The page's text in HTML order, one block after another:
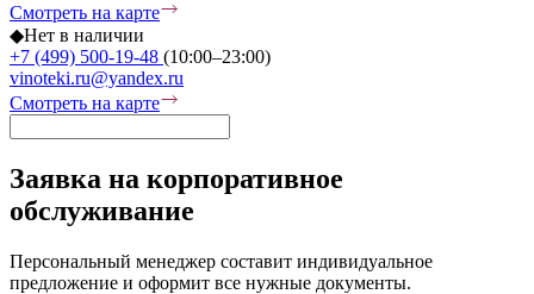
Смотреть на карте
◆Нет в наличии
+7 (499) 500-19-48 (10:00–23:00)
vinoteki.ru@yandex.ru
Смотреть на карте
Заявка на корпоративное
обслуживание
Персональный менеджер составит индивидуальное
предложение и оформит все нужные документы.